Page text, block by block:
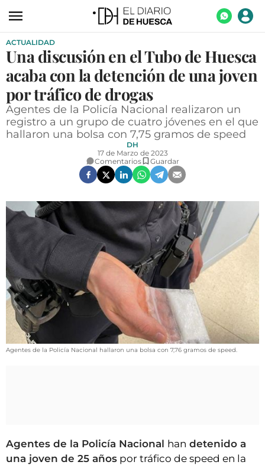
ACTUALIDAD
ECONOMÍA
TECNOLOGÍA
TURISMO
AGROALIMENTACIÓN
SOCIEDAD
OPINIÓN
GALERÍAS
VÍDEOS
CONTACTAR
FIESTAS EN EL ALTO ARAGÓN
FIESTAS DE SAN LORENZO
AGENDA
ESQUELAS
ACTUALIDAD
Una discusión en el Tubo de Huesca
acaba con la detención de una joven
por tráfico de drogas
Agentes de la Policía Nacional realizaron un
registro a un grupo de cuatro jóvenes en el que
hallaron una bolsa con 7,75 gramos de speed
DH
17 de Marzo de 2023
Comentarios
Guardar
Agentes de la Policía Nacional hallaron una bolsa con 7,76 gramos de speed.
Agentes de la Policía Nacional han detenido a
una joven de 25 años por tráfico de speed en la